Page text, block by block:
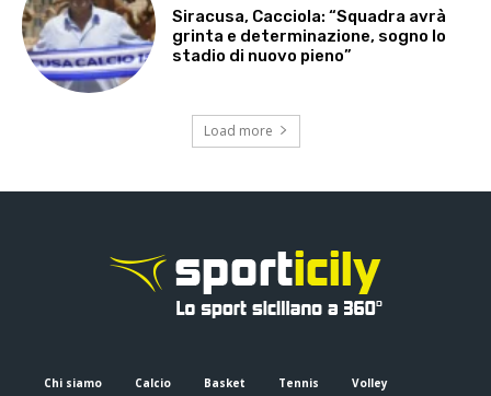
Siracusa, Cacciola: “Squadra avrà
grinta e determinazione, sogno lo
stadio di nuovo pieno”
Load more
Chi siamo Calcio Basket Tennis Volley